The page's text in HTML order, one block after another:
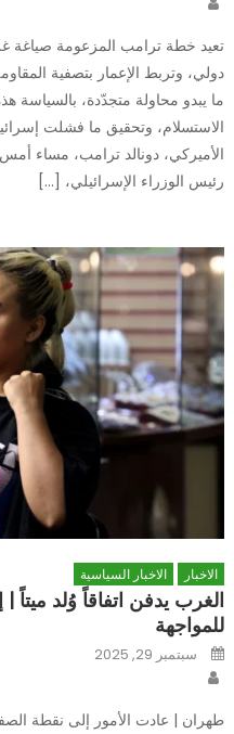
تعيد خطة ترامب المزعومة صياغة
دولي، وتربط الإعمار بتصفية
ما يبدو محاولة متجدّدة، بالسياسة
الاستسلام، وتحقيق ما فشلت
الأميركي، دونالد ترامب، مساء
رئيس الوزراء الإسرائيلي، […]
الاخبار الاخبار السياسية
الغرب يدفن اتفاقاً وُلد
للمواجهة
Posted
onسبتمبر 29, 2025
طهران | عادت الأمور إلى نقطة